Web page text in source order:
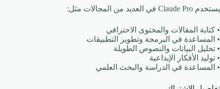
يستخدم Claude Pro في العديد من المجالات مثل:
• كتابة المقالات والمحتوى الاحترافي
• المساعدة في البرمجة وتطوير التطبيقات
• تحليل البيانات والنصوص الطويلة
• توليد الأفكار الإبداعية
• المساعدة في الدراسة والبحث العلمي